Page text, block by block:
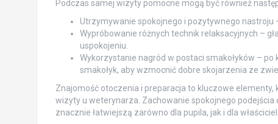
Podczas samej wizyty pomocne mogą być również
Utrzymywanie spokojnego i pozytywnego nastroju
Wypróbowanie różnych technik relaksacyjnych –
uspokojeniu.
Wykorzystanie nagród w postaci smakołyków –
smakołyk, aby wzmocnić dobre skojarzenia ze
Znajomość otoczenia i preparacja to kluczowe
wizyty u weterynarza. Zachowanie spokojnego
znacznie łatwiejszą zarówno dla pupila, jak i dla